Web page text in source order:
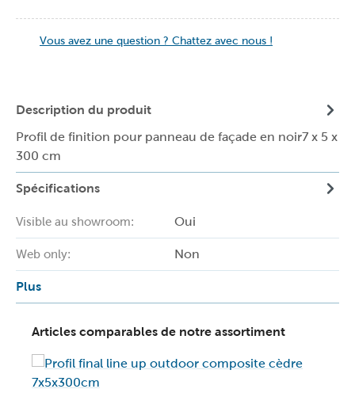
Vous avez une question ? Chattez avec nous !
Description du produit
Profil de finition pour panneau de façade en noir7 x 5 x
300 cm
Spécifications
Visible au showroom: Oui
Web only: Non
Plus
Articles comparables de notre assortiment